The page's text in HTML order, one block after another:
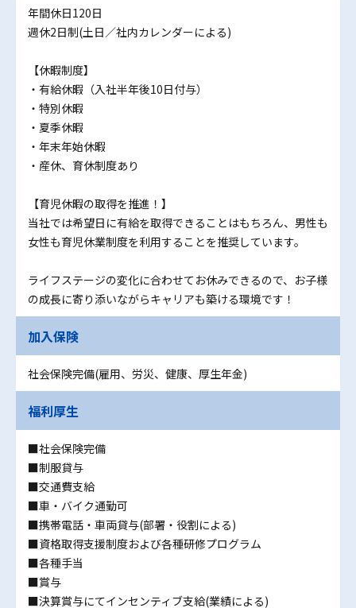
年間休日120日
週休2日制(土日／社内カレンダーによる)
【休暇制度】
・有給休暇（入社半年後10日付与）
・特別休暇
・夏季休暇
・年末年始休暇
・産休、育休制度あり
【育児休暇の取得を推進！】
当社では希望日に有給を取得できることはもちろん、男性も
女性も育児休業制度を利用することを推奨しています。
ライフステージの変化に合わせてお休みできるので、お子様
の成長に寄り添いながらキャリアも築ける環境です！
加入保険
社会保険完備(雇用、労災、健康、厚生年金)
福利厚生
■社会保険完備
■制服貸与
■交通費支給
■車・バイク通勤可
■携帯電話・車両貸与(部署・役割による)
■資格取得支援制度および各種研修プログラム
■各種手当
■賞与
■決算賞与にてインセンティブ支給(業績による)